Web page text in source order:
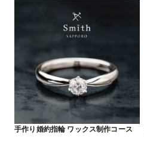
手作り婚約指輪 ワックス制作コース